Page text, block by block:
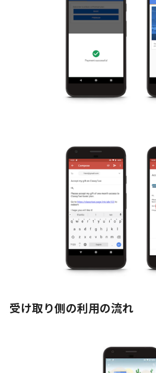
受け取り側の利用の流れ